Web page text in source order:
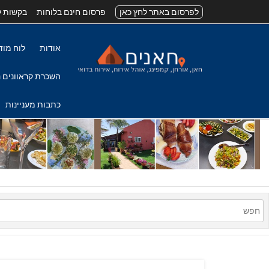
לפרסום באתר לחץ כאן פרסום חינם בלוחות בקשות
אודות לוח
השכרת קראוונים
כתבות מעניינות